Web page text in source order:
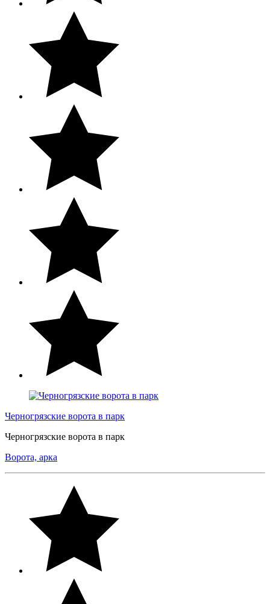
Черногрязские ворота в парк
Черногрязские ворота в парк
Ворота, арка